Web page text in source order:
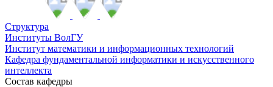
Структура
Институты ВолГУ
Институт математики и информационных технологий
Кафедра фундаментальной информатики и искусственного
интеллекта
Состав кафедры